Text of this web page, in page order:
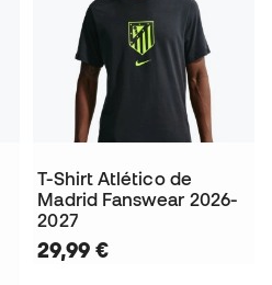
T-Shirt Atlético de
Madrid Fanswear 2026-
2027
29,99 €